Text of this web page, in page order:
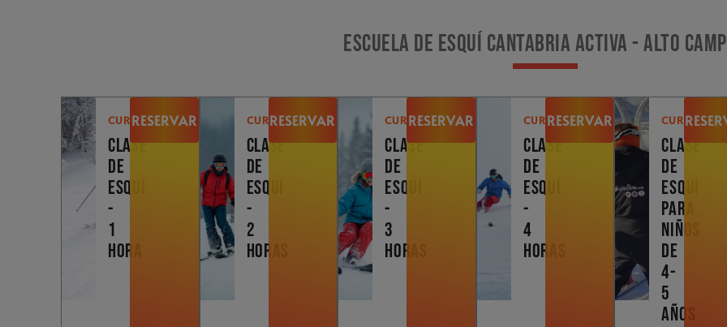
Escuela de esquí Cantabria Activa - Alto
CURSOS
CLASE
DE
ESQUÍ
-
1
HORA
RESERVAR CURSOS
CLASE
DE
ESQUÍ
-
2
HORAS
RESERVAR CURSOS
CLASE
DE
ESQUÍ
-
3
HORAS
RESERVAR CURSOS
CLASE
DE
ESQUÍ
-
4
HORAS
RESERVAR CURSOS
CLASE
DE
ESQUÍ
PARA
NIÑOS
DE
4-
5
AÑOS